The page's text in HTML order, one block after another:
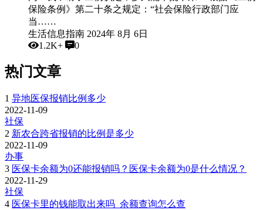
保险条例》第二十条之规定：“社会保险行政部门应
当……
生活信息指南 2024年 8月 6日
1.2K+
0
热门文章
1 异地医保报销比例多少
2022-11-09
社保
2 新农合跨省报销的比例是多少
2022-11-09
办事
3 医保卡余额为0还能报销吗？医保卡余额为0是什么情况？
2022-11-29
社保
4 医保卡里的钱能取出来吗_余额查询怎么查